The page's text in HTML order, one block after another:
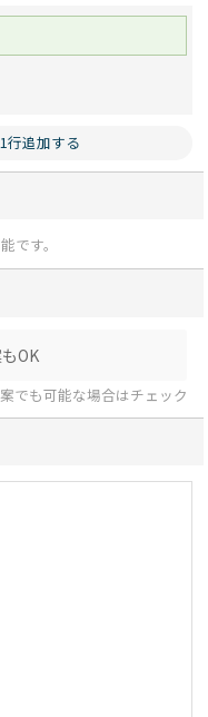
行追加する
です。
OK
でも可能な場合はチェック